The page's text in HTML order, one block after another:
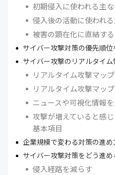
初期侵入に使われる主
侵入後の活動に使われ
被害の顕在化に直結す
サイバー攻撃対策の優先順
サイバー攻撃のリアルタイ
リアルタイム攻撃マッ
リアルタイム攻撃マッ
ニュースや可視化情報
攻撃が増えていると感
基本項目
企業規模で変わる対策の進め
サイバー攻撃対策をどう進め
侵入経路を減らす